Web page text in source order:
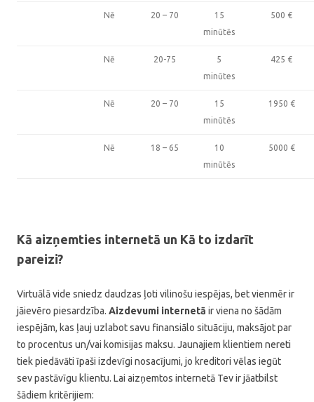
Nē 20 – 70
15
minūtēs
500 €
Nē 20-75
5
minūtes
425 €
Nē 20 – 70
15
minūtēs
1950 €
Nē 18 – 65
10
minūtēs
5000 €
Kā aizņemties internetā un Kā to izdarīt
pareizi?
Virtuālā vide sniedz daudzas ļoti vilinošu iespējas, bet vienmēr ir
jāievēro piesardzība. Aizdevumi internetā ir viena no šādām
iespējām, kas ļauj uzlabot savu finansiālo situāciju, maksājot par
to procentus un/vai komisijas maksu. Jaunajiem klientiem nereti
tiek piedāvāti īpaši izdevīgi nosacījumi, jo kreditori vēlas iegūt
sev pastāvīgu klientu. Lai aizņemtos internetā Tev ir jāatbilst
šādiem kritērijiem: